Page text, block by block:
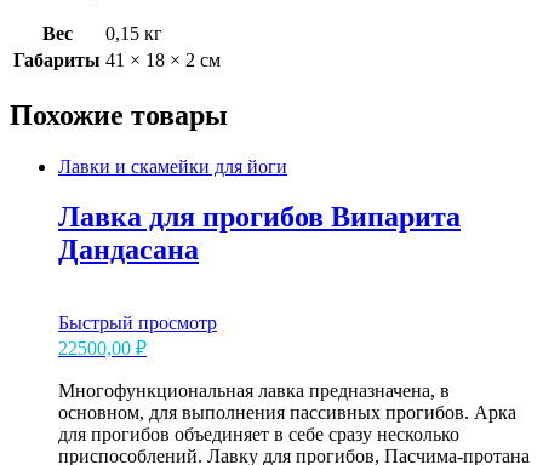
Вес
0,15 кг
Габариты 41 × 18 × 2 см
Похожие товары
Лавки и скамейки для йоги
Лавка для прогибов Випарита
Дандасана
Быстрый просмотр
22500,00 ₽
Многофункциональная лавка предназначена, в
основном, для выполнения пассивных прогибов. Арка
для прогибов объединяет в себе сразу несколько
приспособлений. Лавку для прогибов, Пасчима-протана